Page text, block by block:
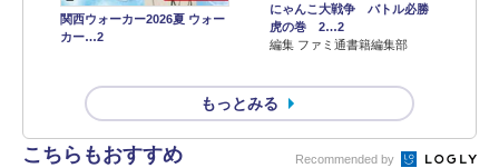
関西ウォーカー2026夏 ウォー
カー…2
にゃんこ大戦争 バトル必勝
虎の巻 2…2
編集 ファミ通書籍編集部
もっとみる
こちらもおすすめ Recommended by